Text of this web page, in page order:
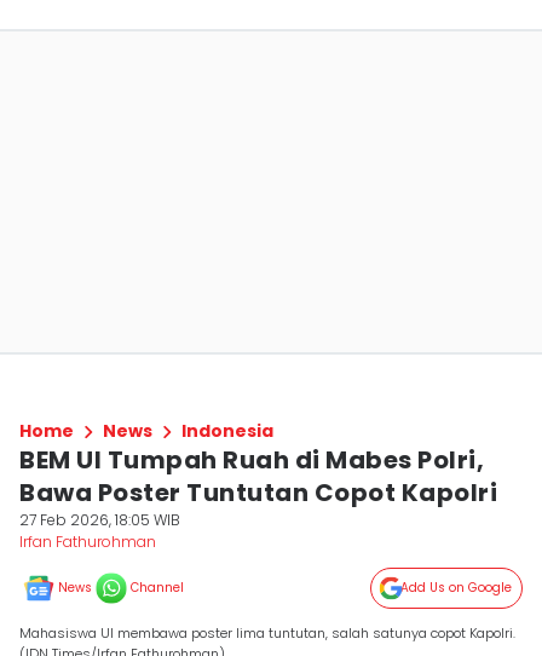
Home News Indonesia
BEM UI Tumpah Ruah di Mabes Polri,
Bawa Poster Tuntutan Copot Kapolri
27 Feb 2026, 18:05 WIB
Irfan Fathurohman
News Channel Add Us on Google
Mahasiswa UI membawa poster lima tuntutan, salah satunya copot Kapolri.